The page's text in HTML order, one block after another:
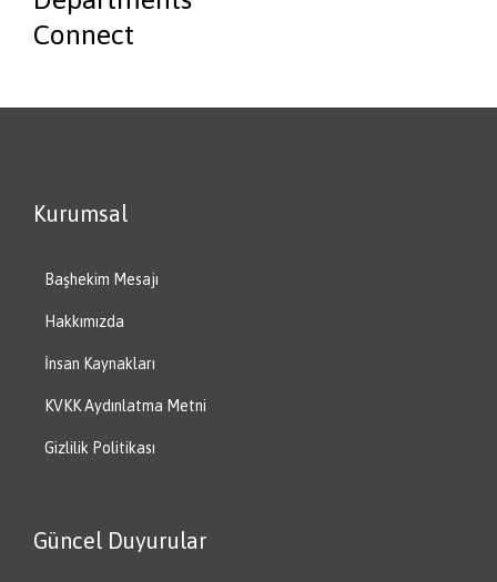
Connect
Kurumsal
Başhekim Mesajı
Hakkımızda
İnsan Kaynakları
KVKK Aydınlatma Metni
Gizlilik Politikası
Güncel Duyurular